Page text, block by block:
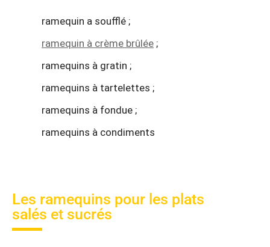
ramequin a soufflé ;
ramequin à crème brûlée ;
ramequins à gratin ;
ramequins à tartelettes ;
ramequins à fondue ;
ramequins à condiments
Les ramequins pour les plats
salés et sucrés